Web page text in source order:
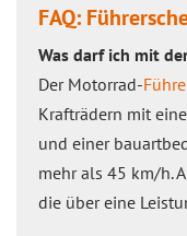
FAQ:
Was darf ich mit
Der Motorrad-
Krafträdern mit
und einer
mehr als 45 km/h.
die über eine